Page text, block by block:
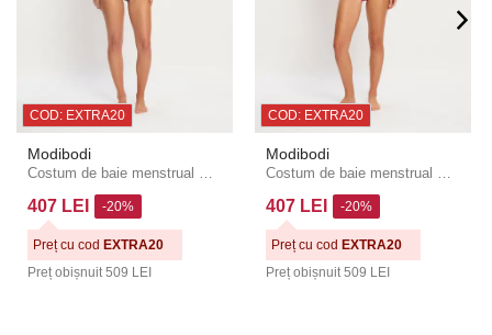
COD: EXTRA20
Modibodi
Costum de baie menstrual Modibodi Scoop Neck One Piece o bucată
407 LEI
Preț obișnuit 509 LEI
-20%
Preț cu cod EXTRA20
COD: EXTRA20
Modibodi
Costum de baie menstrual Modibodi Molokai X Back One Piece High Absorbency Mauve o bucată
407 LEI
Preț obișnuit 509 LEI
-20%
Preț cu cod EXTRA20